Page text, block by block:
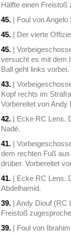
Hälfte einen Freistoß
45. | Foul von
45. | Der vierte
45. |
versucht es mit dem
Ball geht links vorbei.
43. |
Kopf rechts im
Vorbereitet von Andy
42. | Ecke RC Lens.
Nadé.
41. |
dem rechten Fuß
drüber. Vorbereitet
41. | Ecke RC Lens.
Abdelhamid.
39. | Andy Diouf (RC
Freistoß
39. | Foul von